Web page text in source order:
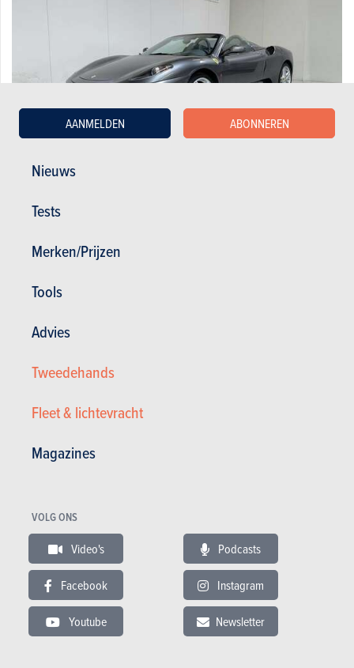
Nieuws
Tests
Merken/Prijzen
Tools
Advies
Tweedehands
Fleet & lichtevracht
Magazines
AANMELDEN ABONNEREN
VOLG ONS
Video's Podcasts
Facebook Instagram
Youtube Newsletter
119.990 €
485 pk
149.999 €
03/2007
485 pk
Garantie : 24 maand